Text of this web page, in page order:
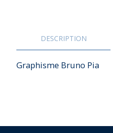
DESCRIPTION
Graphisme Bruno Pia